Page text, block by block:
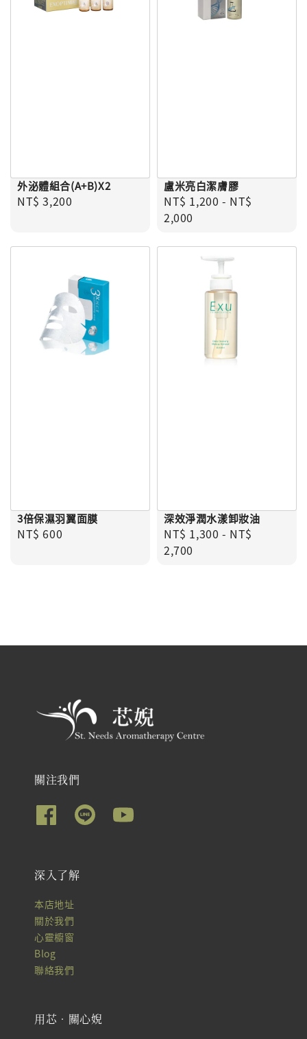
外泌體組合(A+B)X2
Regular price
NT$ 3,200
盧米亮白潔膚膠
Regular price
NT$ 1,200 - NT$
2,000
3倍保濕羽翼面膜
Regular price
NT$ 600
深效淨潤水漾卸妝油
Regular price
NT$ 1,300 - NT$
2,700
關注我們
深入了解
本店地址
關於我們
心靈櫥窗
Blog
聯絡我們
用芯‧關心婗